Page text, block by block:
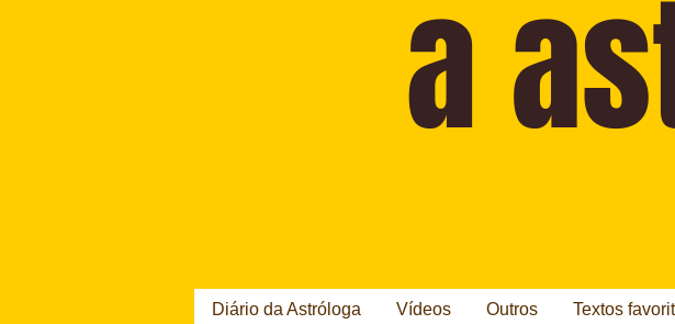
Diário da Astróloga Vídeos Outros Textos